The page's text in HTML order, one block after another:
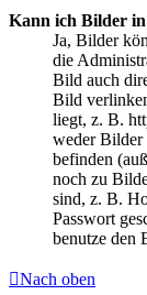
Kann ich Bilder in
Ja, Bilder
die
Bild auch
Bild
liegt, z. B.
weder Bilder
befinden
noch zu
sind, z. B.
Passwort
benutze den
Nach oben